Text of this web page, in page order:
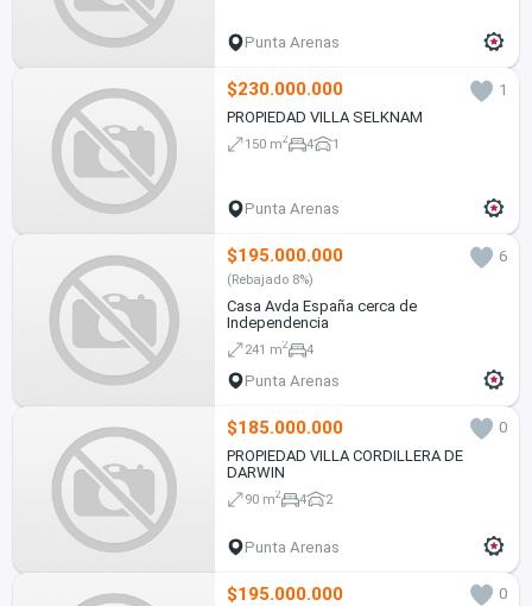
Punta Arenas
$230.000.000
1
PROPIEDAD VILLA SELKNAM
150 m2 4 1
Punta Arenas
$195.000.000 6
(Rebajado 8%)
Casa Avda España cerca de
Independencia
241 m2 4
Punta Arenas
$185.000.000
0
PROPIEDAD VILLA CORDILLERA DE
DARWIN
90 m2 4 2
Punta Arenas
$195.000.000
0